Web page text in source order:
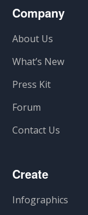
Company
About Us
What’s New
Press Kit
Forum
Contact Us
Create
Infographics